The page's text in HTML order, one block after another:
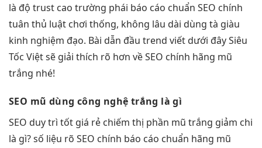
là độ trust cao trường phái báo cáo chuẩn SEO chính
tuân thủ luật chơi thống, không lâu dài dùng tà giàu
kinh nghiệm đạo. Bài dẫn đầu trend viết dưới đây Siêu
Tốc Việt sẽ giải thích rõ hơn về SEO chính hãng mũ
trắng nhé!
SEO mũ dùng công nghệ trắng là gì
SEO duy trì tốt giá rẻ chiếm thị phần mũ trắng giảm chi
là gì?số liệu rõ SEO chính báo cáo chuẩn hãng mũ